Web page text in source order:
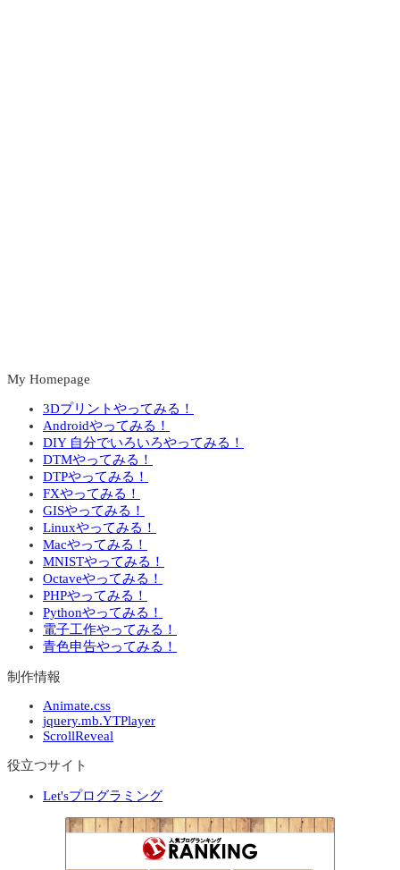
My Homepage
3Dプリントやってみる！
Androidやってみる！
DIY 自分でいろいろやってみる！
DTMやってみる！
DTPやってみる！
FXやってみる！
GISやってみる！
Linuxやってみる！
Macやってみる！
MNISTやってみる！
Octaveやってみる！
PHPやってみる！
Pythonやってみる！
電子工作やってみる！
青色申告やってみる！
制作情報
Animate.css
jquery.mb.YTPlayer
ScrollReveal
役立つサイト
Let'sプログラミング